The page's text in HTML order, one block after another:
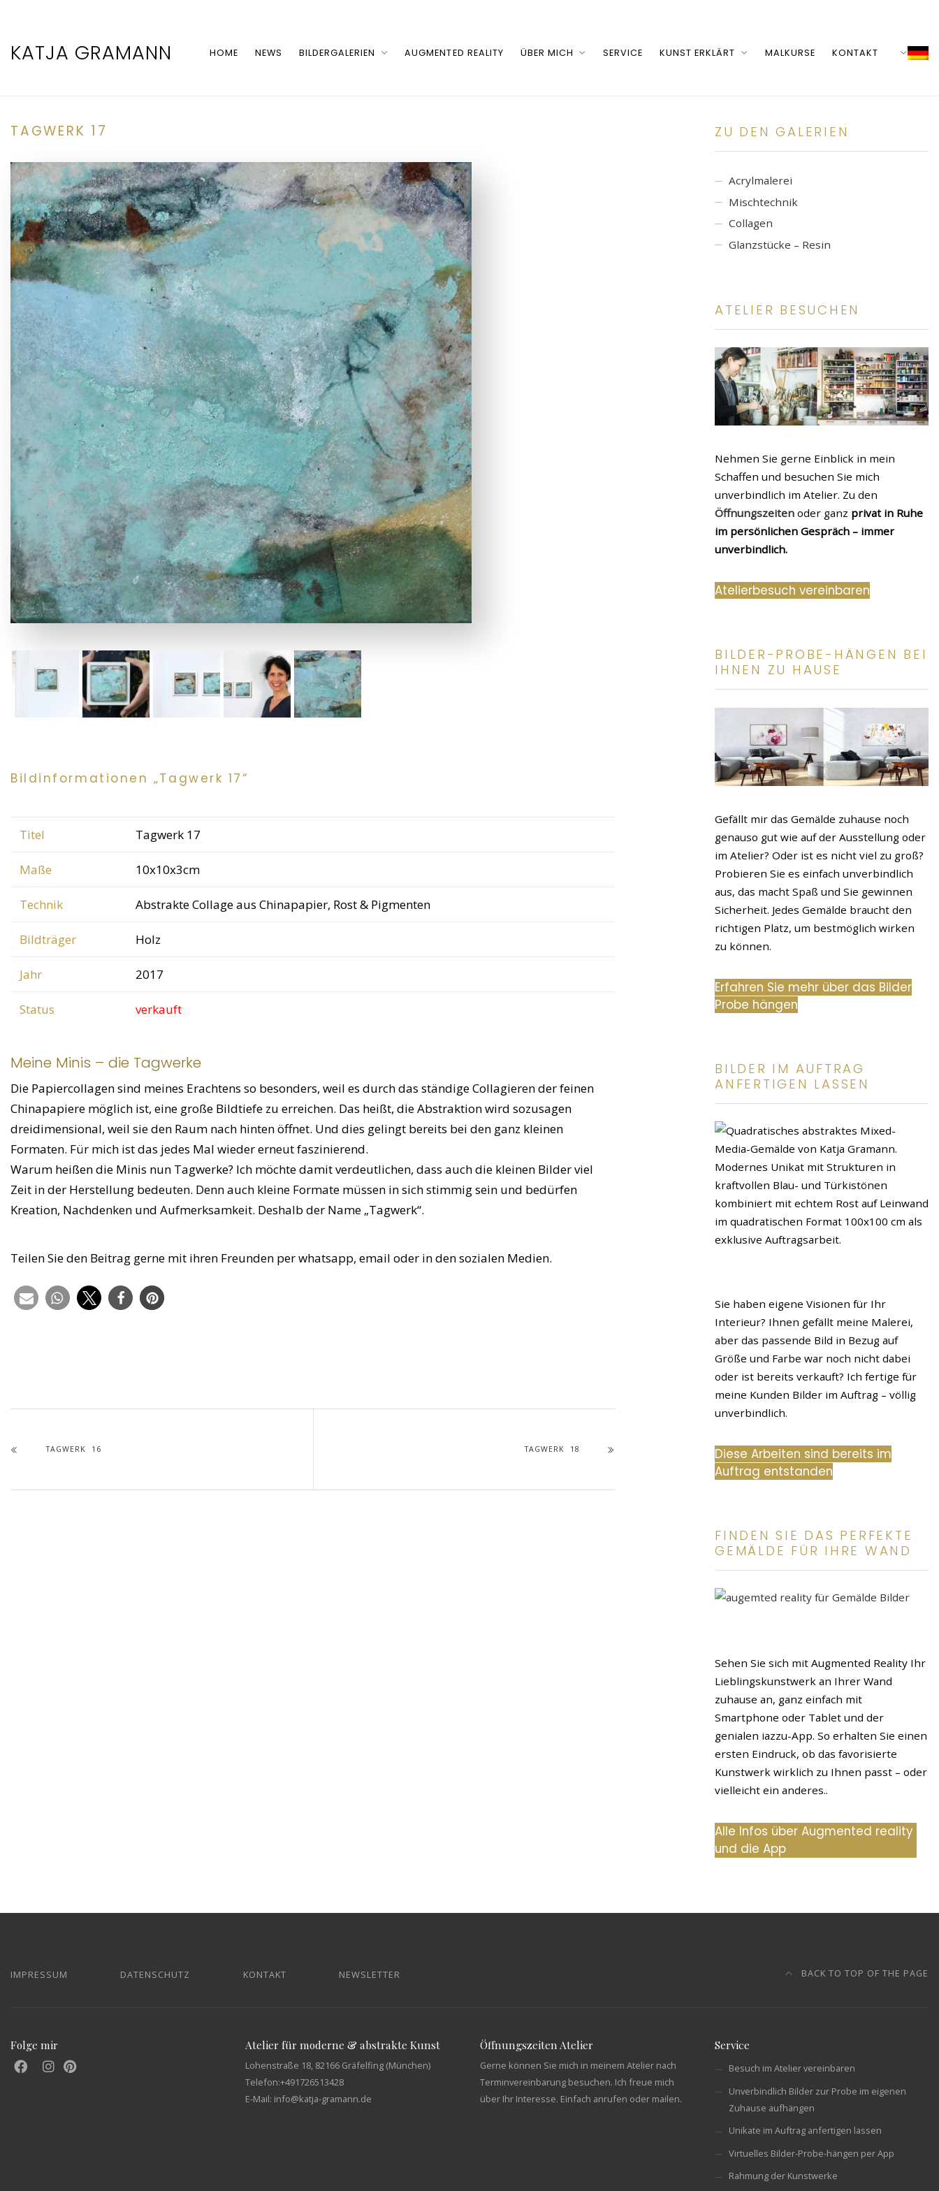
KATJA GRAMANN HOME NEWS BILDERGALERIEN AUGMENTED REALITY ÜBER MICH SERVICE KUNST ERKLÄRT MALKURSE KONTAKT
TAGWERK 17
Bildinformationen „Tagwerk 17“
Titel Tagwerk 17
Maße 10x10x3cm
Technik Abstrakte Collage aus Chinapapier, Rost & Pigmenten
Bildträger Holz
Jahr 2017
Status verkauft
Meine Minis – die Tagwerke
Die Papiercollagen sind meines Erachtens so besonders, weil es durch das ständige Collagieren der feinen
Chinapapiere möglich ist, eine große Bildtiefe zu erreichen. Das heißt, die Abstraktion wird sozusagen
dreidimensional, weil sie den Raum nach hinten öffnet. Und dies gelingt bereits bei den ganz kleinen
Formaten. Für mich ist das jedes Mal wieder erneut faszinierend.
Warum heißen die Minis nun Tagwerke? Ich möchte damit verdeutlichen, dass auch die kleinen Bilder viel
Zeit in der Herstellung bedeuten. Denn auch kleine Formate müssen in sich stimmig sein und bedürfen
Kreation, Nachdenken und Aufmerksamkeit. Deshalb der Name „Tagwerk“.
Teilen Sie den Beitrag gerne mit ihren Freunden per whatsapp, email oder in den sozialen Medien.
TAGWERK 16 TAGWERK 18
ZU DEN GALERIEN
Acrylmalerei
Mischtechnik
Collagen
Glanzstücke – Resin
ATELIER BESUCHEN
Nehmen Sie gerne Einblick in mein
Schaffen und besuchen Sie mich
unverbindlich im Atelier. Zu den
Öffnungszeiten oder ganz privat in Ruhe
im persönlichen Gespräch – immer
unverbindlich.
Atelierbesuch vereinbaren
BILDER-PROBE-HÄNGEN BEI
IHNEN ZU HAUSE
Gefällt mir das Gemälde zuhause noch
genauso gut wie auf der Ausstellung oder
im Atelier? Oder ist es nicht viel zu groß?
Probieren Sie es einfach unverbindlich
aus, das macht Spaß und Sie gewinnen
Sicherheit. Jedes Gemälde braucht den
richtigen Platz, um bestmöglich wirken
zu können.
Erfahren Sie mehr über das Bilder
Probe hängen
BILDER IM AUFTRAG
ANFERTIGEN LASSEN
Sie haben eigene Visionen für Ihr
Interieur? Ihnen gefällt meine Malerei,
aber das passende Bild in Bezug auf
Größe und Farbe war noch nicht dabei
oder ist bereits verkauft? Ich fertige für
meine Kunden Bilder im Auftrag – völlig
unverbindlich.
Diese Arbeiten sind bereits im
Auftrag entstanden
FINDEN SIE DAS PERFEKTE
GEMÄLDE FÜR IHRE WAND
Sehen Sie sich mit Augmented Reality Ihr
Lieblingskunstwerk an Ihrer Wand
zuhause an, ganz einfach mit
Smartphone oder Tablet und der
genialen iazzu-App. So erhalten Sie einen
ersten Eindruck, ob das favorisierte
Kunstwerk wirklich zu Ihnen passt – oder
vielleicht ein anderes..
Alle Infos über Augmented reality
und die App
IMPRESSUM DATENSCHUTZ KONTAKT NEWSLETTER BACK TO TOP OF THE PAGE
Folge mir Atelier für moderne & abstrakte Kunst
Lohenstraße 18, 82166 Gräfelfing (München)
Telefon:+491726513428
E-Mail: info@katja-gramann.de
Öffnungszeiten Atelier
Gerne können Sie mich in meinem Atelier nach
Terminvereinbarung besuchen. Ich freue mich
über Ihr Interesse. Einfach anrufen oder mailen.
Service
Besuch im Atelier vereinbaren
Unverbindlich Bilder zur Probe im eigenen
Zuhause aufhängen
Unikate im Auftrag anfertigen lassen
Virtuelles Bilder-Probe-hängen per App
Rahmung der Kunstwerke